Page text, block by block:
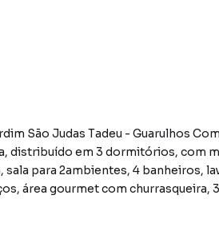
São Judas Tadeu - Guarulhos
distribuído em 3 dormitórios, com
com churrasqueira, 3 vagas garagem..Andar